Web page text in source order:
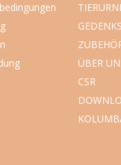
ÜBER
CSR